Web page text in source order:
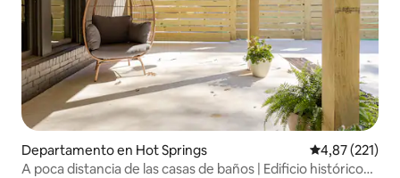
Departamento en Hot Springs Calificación
4,87 (221)
A poca distancia de las casas de baños | Edificio histórico